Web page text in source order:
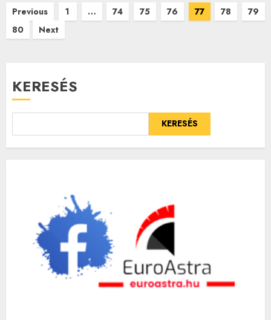
Bejegyzések
lapozása
Previous 1 … 74 75 76 77 78
79
80
Next
KERESÉS
KERESÉS